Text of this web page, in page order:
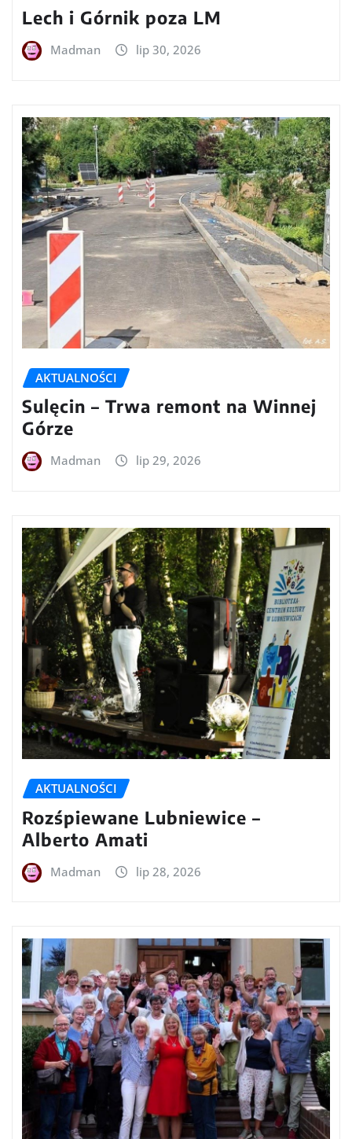
Lech i Górnik poza LM
Madman lip 30, 2026
AKTUALNOŚCI
Sulęcin – Trwa remont na Winnej
Górze
Madman lip 29, 2026
AKTUALNOŚCI
Rozśpiewane Lubniewice –
Alberto Amati
Madman lip 28, 2026